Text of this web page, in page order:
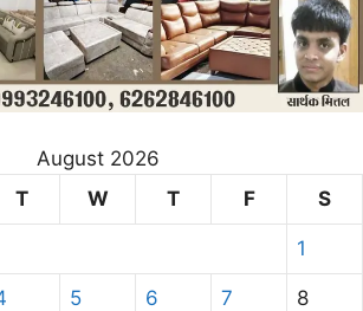
August 2026
T W T F S
1
5 6 7 8